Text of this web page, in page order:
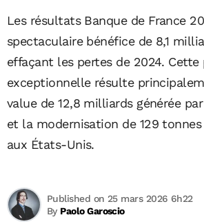
Les résultats Banque de France
spectaculaire bénéfice de 8,1
effaçant les pertes de 2024. Cette
exceptionnelle résulte
value de 12,8 milliards générée
et la modernisation de 129 tonnes
aux États-Unis.
By Paolo Garoscio
Published on 25 mars 2026 6h22